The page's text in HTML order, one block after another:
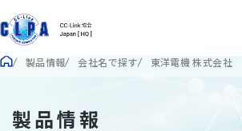
製品情報 会社名で探す 東洋電機 株式会社
製品情報